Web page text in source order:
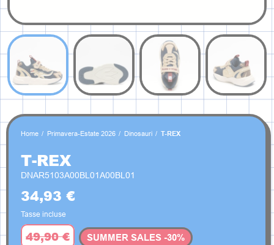
Home Primavera-Estate 2026 Dinosauri T-REX
T-REX
DNAR5103A00BL01A00BL01
34,93 €
Tasse incluse
49,90 € SUMMER SALES -30%